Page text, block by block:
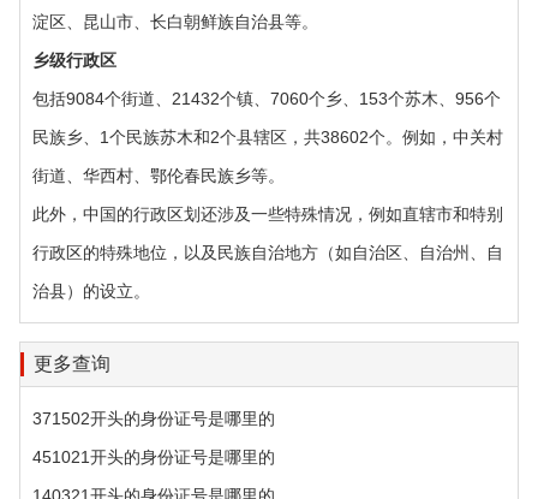
淀区、昆山市、长白朝鲜族自治县等。
乡级行政区‌
包括9084个街道、21432个镇、7060个乡、153个苏木、956个
民族乡、1个民族苏木和2个县辖区，共38602个。例如，中关村
街道、华西村、鄂伦春民族乡等。
此外，中国的行政区划还涉及一些特殊情况，例如直辖市和特别
行政区的特殊地位，以及民族自治地方（如自治区、自治州、自
治县）的设立。
更多查询
371502开头的身份证号是哪里的
451021开头的身份证号是哪里的